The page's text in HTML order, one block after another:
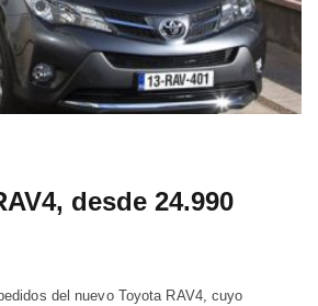
desde 24.990
del nuevo Toyota RAV4, cuyo